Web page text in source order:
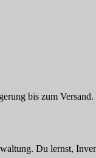
bis zum
Du lernst,